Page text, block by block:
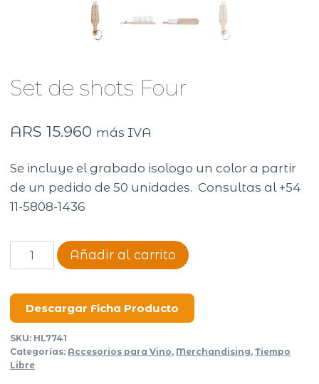
Set de shots Four
ARS 15.960 más IVA
Se incluye el grabado isologo un color a partir
de un pedido de 50 unidades. Consultas al +54
11-5808-1436
de
Four
cantidad
Añadir al carrito
Descargar Ficha Producto
SKU: HL7741
Categorías: Accesorios para Vino, Merchandising,Tiempo
Libre